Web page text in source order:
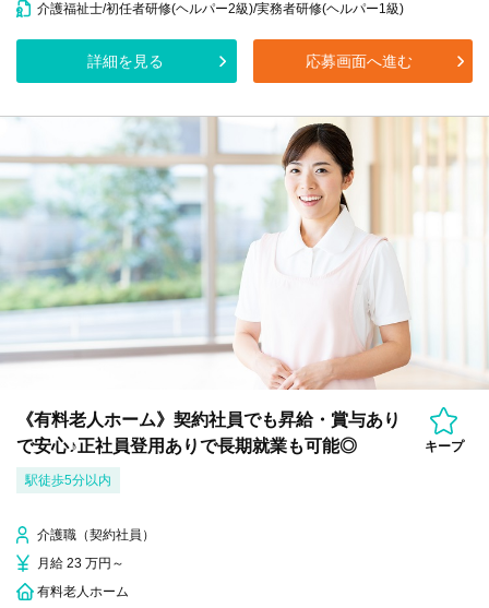
介護福祉士/初任者研修(ヘルパー2級)/実務者研修(ヘルパー1級)
詳細を見る 応募画面へ進む
《有料老人ホーム》契約社員でも昇給・賞与あり
で安心♪正社員登用ありで長期就業も可能◎
キープ
駅徒歩5分以内
介護職（契約社員）
月給 23 万円～
有料老人ホーム